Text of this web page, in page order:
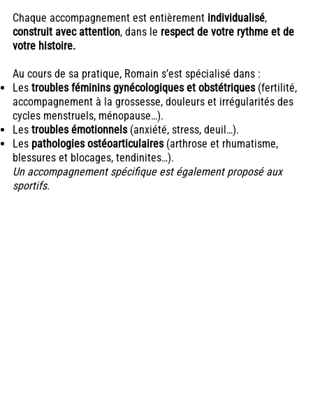
Chaque accompagnement est entièrement individualisé,
construit avec attention, dans le respect de votre rythme et de
votre histoire.
Au cours de sa pratique, Romain s’est spécialisé dans :
Les troubles féminins gynécologiques et obstétriques(fertilité,
accompagnement à la grossesse, douleurs et irrégularités des
cycles menstruels, ménopause…).
Lestroubles émotionnels(anxiété, stress, deuil…).
Les pathologies ostéoarticulaires (arthrose et rhumatisme,
blessures et blocages, tendinites…).
Un accompagnement spécifique est également proposé aux
sportifs.